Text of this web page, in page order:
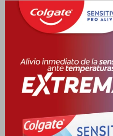
ETICPLUS
10028466-7841134018683
PYG 70.500PYG
VER STOCK EN TIENDAS
Envíos